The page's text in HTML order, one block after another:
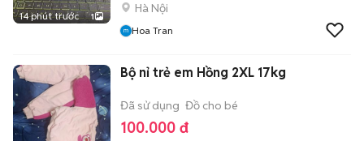
14 phút trước 1
Hà Nội
Hoa Tran
Bộ nỉ trẻ em Hồng 2XL 17kg
Đã sử dụng Đồ cho bé
100.000 đ